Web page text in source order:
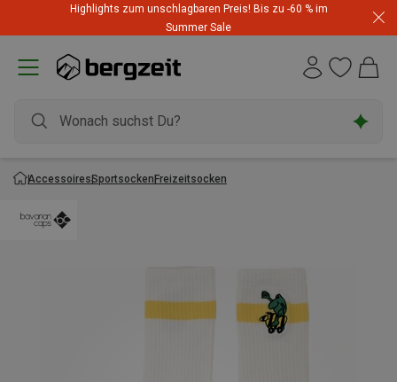
Highlights zum unschlagbaren Preis! Bis zu -60 % im
Summer Sale
AccessoiresSportsockenFreizeitsocken